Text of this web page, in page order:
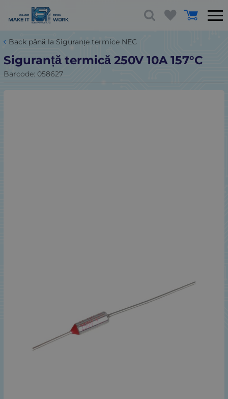
Back până la Siguranțe termice NEC
Siguranță termică 250V 10A 157°C
Barcode: 058627